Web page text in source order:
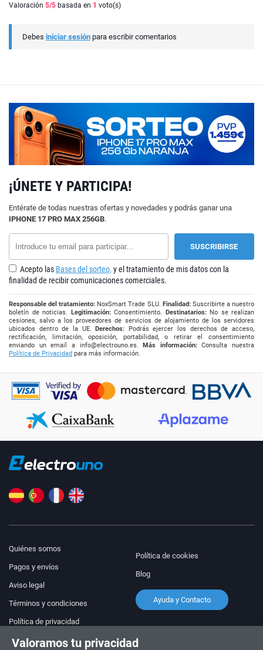
Valoración 5/5 basada en 1 voto(s)
Debes iniciar sesión para escribir comentarios
¡ÚNETE Y PARTICIPA!
Entérate de todas nuestras ofertas y novedades y podrás ganar una
IPHONE 17 PRO MAX 256GB.
Acepto las Bases del sorteo, y el tratamiento de mis datos con la
finalidad de recibir comunicaciones comerciales.
Responsable del tratamiento: NoxSmart Trade SLU. Finalidad:Suscribirte a nuestro
boletín de noticias. Legitimación:Consentimiento. Destinatarios:No se realizan
cesiones, salvo a los proveedores de servicios de alojamiento de los servidores
ubicados dentro de la UE.Derechos: Podrás ejercer los derechos de acceso,
rectificación, limitación, oposición, portabilidad, o retirar el consentimiento
enviando un email a info@electrouno.es.Más información:Consulta nuestra
Política de Privacidad para más información.
Quiénes somos
Pagos y envíos
Aviso legal
Términos y condiciones
Política de privacidad
Política de cookies
Blog
Ayuda y Contacto
PEDIDOS Y CONSULTAS ¡Síguenos!
Valoramos tu privacidad